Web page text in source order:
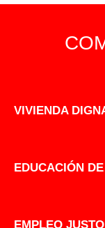
VIVIENDA
EDUCACIÓN
EMPLEO JUSTO